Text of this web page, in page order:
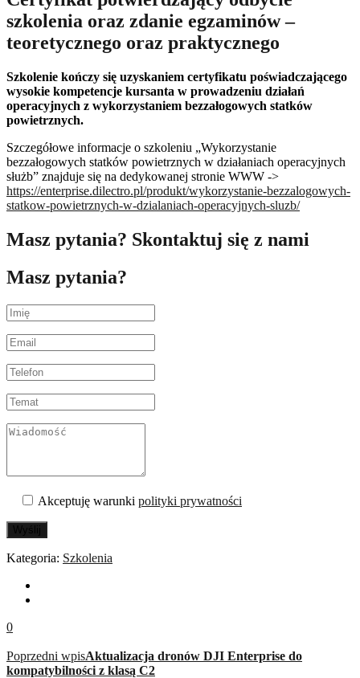
szkolenia oraz zdanie egzaminów –
teoretycznego oraz praktycznego
Szkolenie kończy się uzyskaniem certyfikatu poświadczającego
wysokie kompetencje kursanta w prowadzeniu działań
operacyjnych z wykorzystaniem bezzałogowych statków
powietrznych.
Szczegółowe informacje o szkoleniu „Wykorzystanie
bezzałogowych statków powietrznych w działaniach operacyjnych
służb” znajduje się na dedykowanej stronie WWW ->
https://enterprise.dilectro.pl/produkt/wykorzystanie-bezzalogowych-
statkow-powietrznych-w-dzialaniach-operacyjnych-sluzb/
Masz pytania? Skontaktuj się z nami
Masz pytania?
Akceptuję warunki polityki prywatności
Wyślij
Kategoria: Szkolenia
0
Poprzedni wpisAktualizacja dronów DJI Enterprise do
kompatybilności z klasą C2